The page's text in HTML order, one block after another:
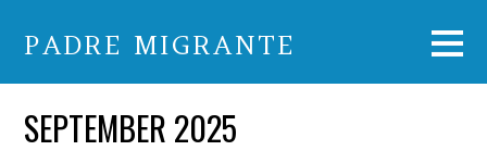
PADRE MIGRANTE
SEPTEMBER 2025